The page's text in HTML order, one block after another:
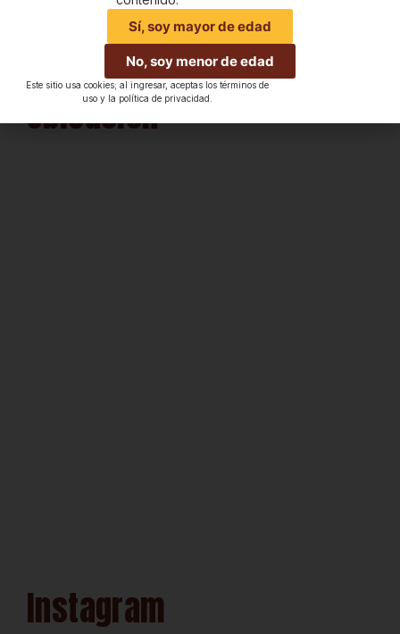
Ubicación
Instagram
Sí, soy mayor de edad
No, soy menor de edad
Este sitio usa cookies; al ingresar, aceptas los términos de
uso y la política de privacidad.